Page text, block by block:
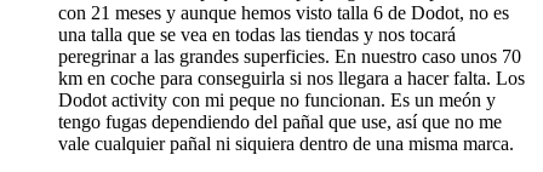
con 21 meses y aunque hemos visto talla 6 de Dodot, no es
una talla que se vea en todas las tiendas y nos tocará
peregrinar a las grandes superficies. En nuestro caso unos 70
km en coche para conseguirla si nos llegara a hacer falta. Los
Dodot activity con mi peque no funcionan. Es un meón y
tengo fugas dependiendo del pañal que use, así que no me
vale cualquier pañal ni siquiera dentro de una misma marca.